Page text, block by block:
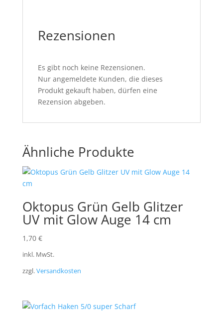
Rezensionen
Es gibt noch keine Rezensionen.
Nur angemeldete Kunden, die dieses
Produkt gekauft haben, dürfen eine
Rezension abgeben.
Ähnliche Produkte
Oktopus Grün Gelb Glitzer
UV mit Glow Auge 14 cm
1,70 €
inkl. MwSt.
zzgl.Versandkosten